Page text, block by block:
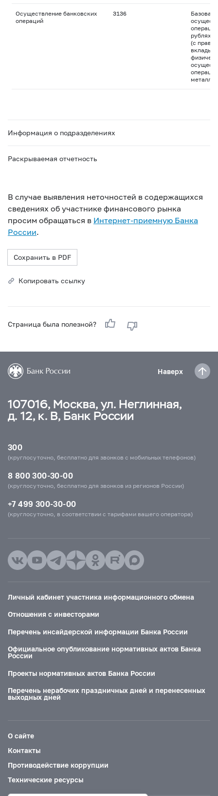
Осуществление банковских
операций
3136
Базовая
рублях и
(с
вклады
Информация о подразделениях
Раскрываемая отчетность
В случае выявления неточностей в содержащихся
сведениях об участнике финансового рынка
просим обращаться в Интернет-приемную Банка
России.
Сохранить в PDF
Копировать ссылку
Страница была полезной?
Наверх
107016, Москва, ул. Неглинная,
д. 12, к. В, Банк России
300
(круглосуточно, бесплатно для звонков с мобильных телефонов)
8 800 300-30-00
(круглосуточно, бесплатно для звонков из регионов России)
+7 499 300-30-00
(круглосуточно, в соответствии с тарифами вашего оператора)
Личный кабинет участника информационного обмена
Отношения с инвесторами
Перечень инсайдерской информации Банка России
Официальное опубликование нормативных актов Банка
России
Проекты нормативных актов Банка России
Перечень нерабочих праздничных дней и перенесенных
выходных дней
О сайте
Контакты
Противодействие коррупции
Технические ресурсы